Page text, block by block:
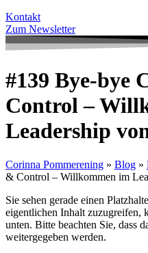
Kontakt
Zum Newsletter
#139 Bye-bye
Control –
Leadership
Corinna Pommerening » Blog »
& Control – Willkommen im
Sie sehen gerade einen
eigentlichen Inhalt zuzugreifen,
unten. Bitte beachten Sie, dass
weitergegeben werden.